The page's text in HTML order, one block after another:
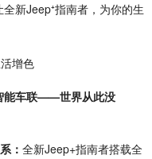
新Jeep⁺指南者，为你的生
能车联——世界从此没
： 全新Jeep+指南者搭载全